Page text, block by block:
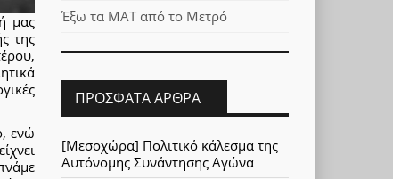
μας
της
ενώ
Έξω τα ΜΑΤ από το Μετρό
ΠΡΌΣΦΑΤΑ ΆΡΘΡΑ
[Μεσοχώρα] Πολιτικό κάλεσμα της
Αυτόνομης Συνάντησης Αγώνα